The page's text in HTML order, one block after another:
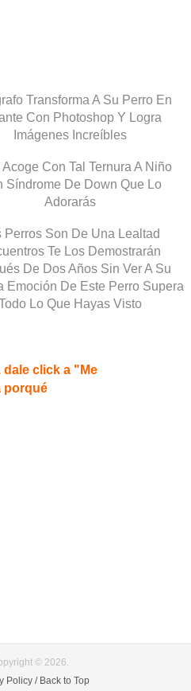
Transforma A Su Perro En
Con Photoshop Y Logra
Imágenes Increíbles
Acoge Con Tal Ternura A Niño
Síndrome De Down Que Lo
Adorarás
Perros Son De Una Lealtad
Te Los Demostrarán
De Dos Años Sin Ver A Su
Emoción De Este Perro Supera
Lo Que Hayas Visto
click a "Me
porqué
© 2026.
Policy / Back to Top